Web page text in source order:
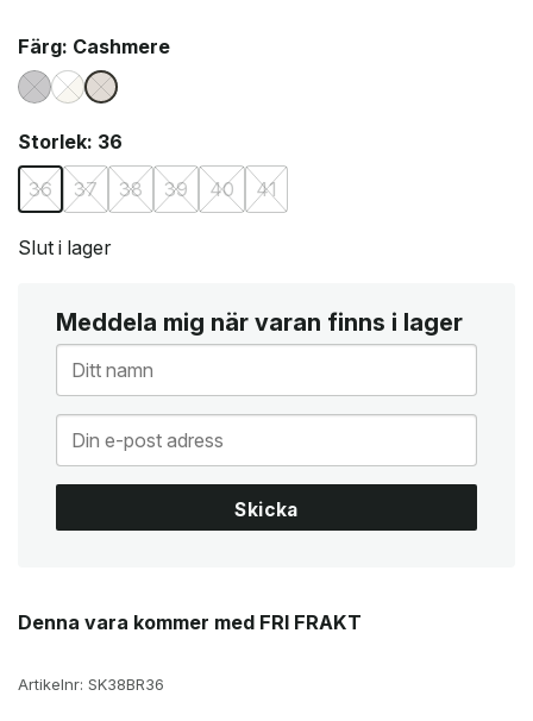
Färg: Cashmere
Storlek: 36
36
37 38 39 40 41
Slut i lager
Meddela mig när varan finns i lager
Skicka
Denna vara kommer med FRI FRAKT
Artikelnr: SK38BR36